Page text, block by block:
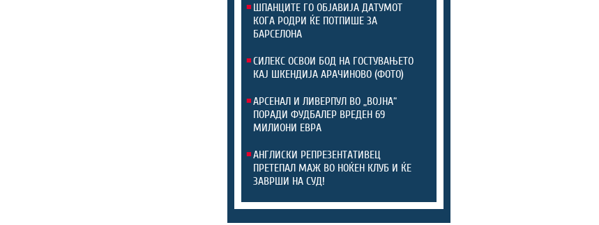
ШПАНЦИТЕ ГО ОБЈАВИЈА ДАТУМОТ
КОГА РОДРИ ЌЕ ПОТПИШЕ ЗА
БАРСЕЛОНА
СИЛЕКС ОСВОИ БОД НА ГОСТУВАЊЕТО
КАЈ ШКЕНДИЈА АРАЧИНОВО (ФОТО)
АРСЕНАЛ И ЛИВЕРПУЛ ВО „ВОЈНА“
ПОРАДИ ФУДБАЛЕР ВРЕДЕН 69
МИЛИОНИ ЕВРА
АНГЛИСКИ РЕПРЕЗЕНТАТИВЕЦ
ПРЕТЕПАЛ МАЖ ВО НОЌЕН КЛУБ И ЌЕ
ЗАВРШИ НА СУД!